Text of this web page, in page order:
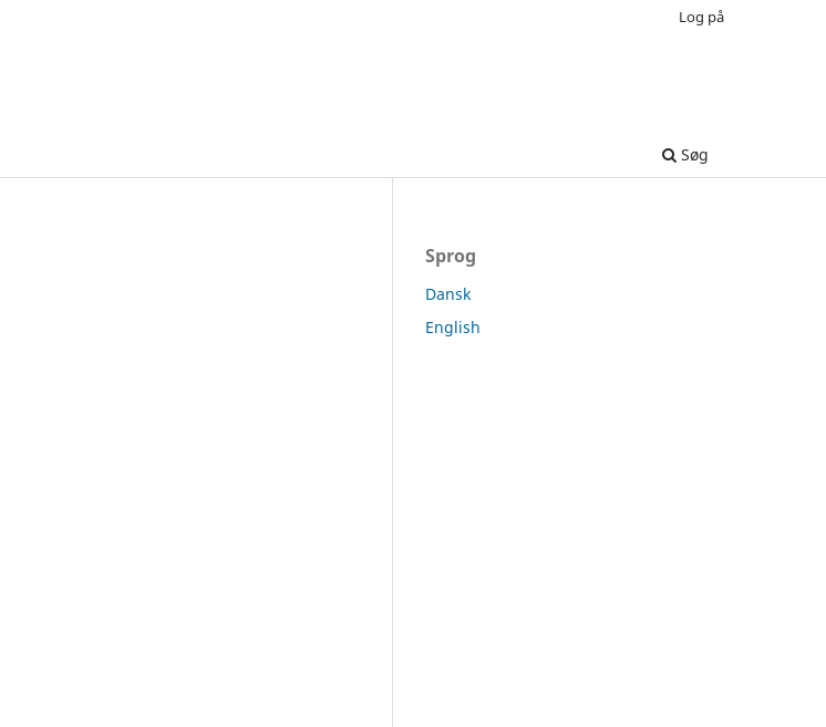
Søg
Log på
Sprog
Dansk
English